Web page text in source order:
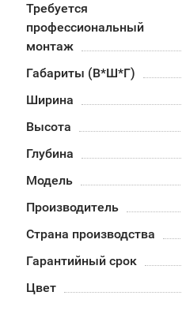
Требуется
профессиональный
монтаж
Габариты (В*Ш*Г)
Ширина
Высота
Глубина
Модель
Производитель
Страна производства
Гарантийный срок
Цвет